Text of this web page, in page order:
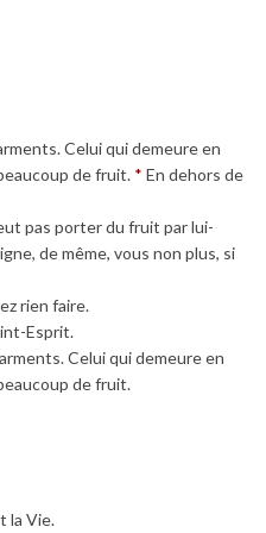
Celui qui demeure en
de fruit. * En dehors de
pas porter du fruit par lui-
de même, vous non plus, si
rien faire.
Esprit.
Celui qui demeure en
de fruit.
la Vie.